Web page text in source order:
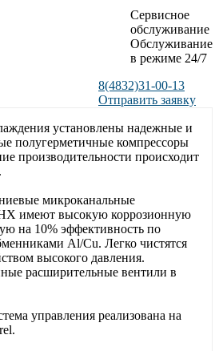
Сервисное
обслуживание
Обслуживание
в режиме 24/7
8(4832)31-00-13
Отправить заявку
установлены надежные и
полугерметичные компрессоры
производительности происходит
микроканальные
имеют высокую коррозионную
на 10% эффективность по
Al/Cu. Легко чистятся
высокого давления.
расширительные вентили в
управления реализована на